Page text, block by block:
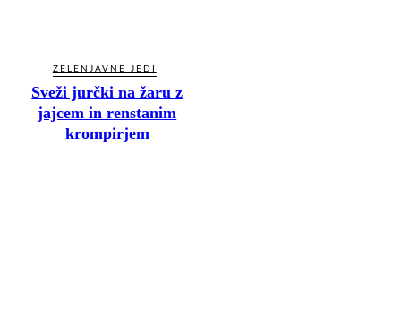
ZELENJAVNE JEDI
Sveži jurčki na žaru z
jajcem in renstanim
krompirjem